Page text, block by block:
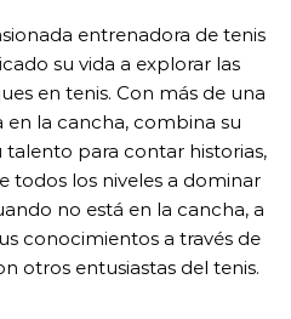
entrenadora de tenis
su vida a explorar las
en tenis. Con más de una
en la cancha, combina su
para contar historias,
todos los niveles a dominar
no está en la cancha, a
conocimientos a través de
otros entusiastas del tenis.